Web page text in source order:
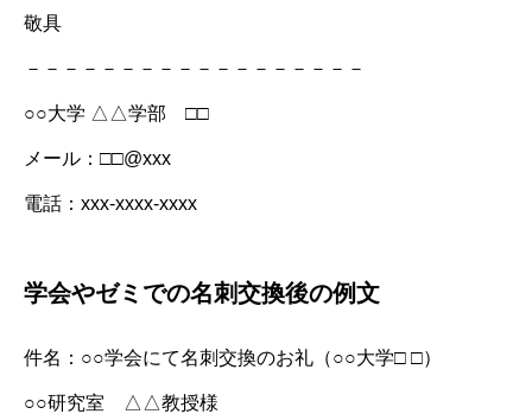
敬具
－－－－－－－－－－－－－－－－－－
○○大学 △△学部 □□
メール：□□@xxx
電話：xxx‐xxxx‐xxxx
学会やゼミでの名刺交換後の例文
件名：○○学会にて名刺交換のお礼（○○大学□ □）
○○研究室 △△教授様